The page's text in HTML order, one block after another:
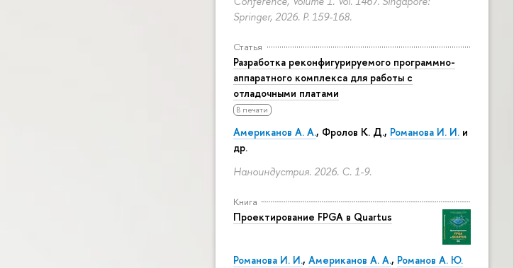
Springer, 2026. P. 159-168.
Статья
Разработка реконфигурируемого программно-
аппаратного комплекса для работы с
отладочными платами
В печати
Американов А. А., Фролов К. Д., Романова И. И. и
др.
Наноиндустрия. 2026. С. 1-9.
Книга
Проектирование FPGA в Quartus
Романова И. И., Американов А. А., Романов А. Ю.